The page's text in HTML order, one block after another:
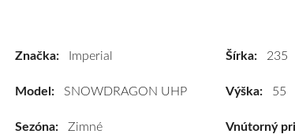
osobné
Značka: Imperial
Model: SNOWDRAGON UHP
Sezóna: Zimné
Šírka:235
Výška:55
Vnútorný